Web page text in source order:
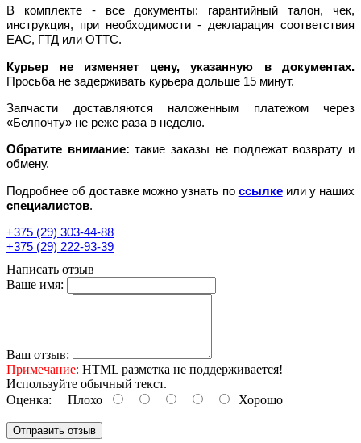
В комплекте - все документы: гарантийный талон, чек,
инструкция, при необходимости - декларация соответствия
EAC, ГТД или ОТТС.
Курьер не изменяет цену, указанную в документах.
Просьба не задерживать курьера дольше 15 минут.
Запчасти доставляются наложенным платежом через
«Белпочту» не реже раза в неделю.
Обратите внимание: такие заказы не подлежат возврату и
обмену.
Подробнее об доставке можно узнать по ссылкеили у наших
специалистов.
+375 (29) 303-44-88
+375 (29) 222-93-39
Написать отзыв
Ваше имя:
Ваш отзыв:
Примечание: HTML разметка не поддерживается!
Используйте обычный текст.
Оценка: Плохо Хорошо
Отправить отзыв